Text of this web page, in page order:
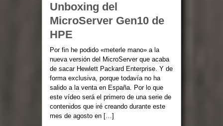
Unboxing del
MicroServer Gen10 de
HPE
Por fin he podido «meterle mano» a la
nueva versión del MicroServer que acaba
de sacar Hewlett Packard Enterprise. Y de
forma exclusiva, porque todavía no ha
salido a la venta en España. Por lo que
este vídeo será el primero de una serie de
contenidos que iré creando durante este
mes de agosto en […]